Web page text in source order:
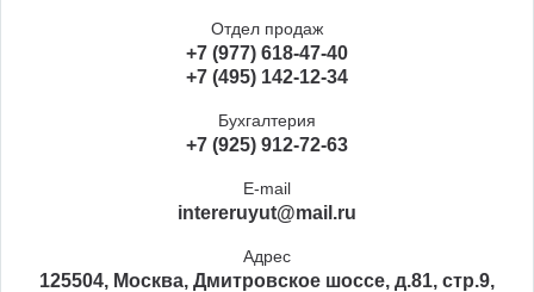
Отдел продаж
+7 (977) 618-47-40
+7 (495) 142-12-34
Бухгалтерия
+7 (925) 912-72-63
E-mail
intereruyut@mail.ru
Адрес
125504, Москва, Дмитровское шоссе, д.81, стр.9,